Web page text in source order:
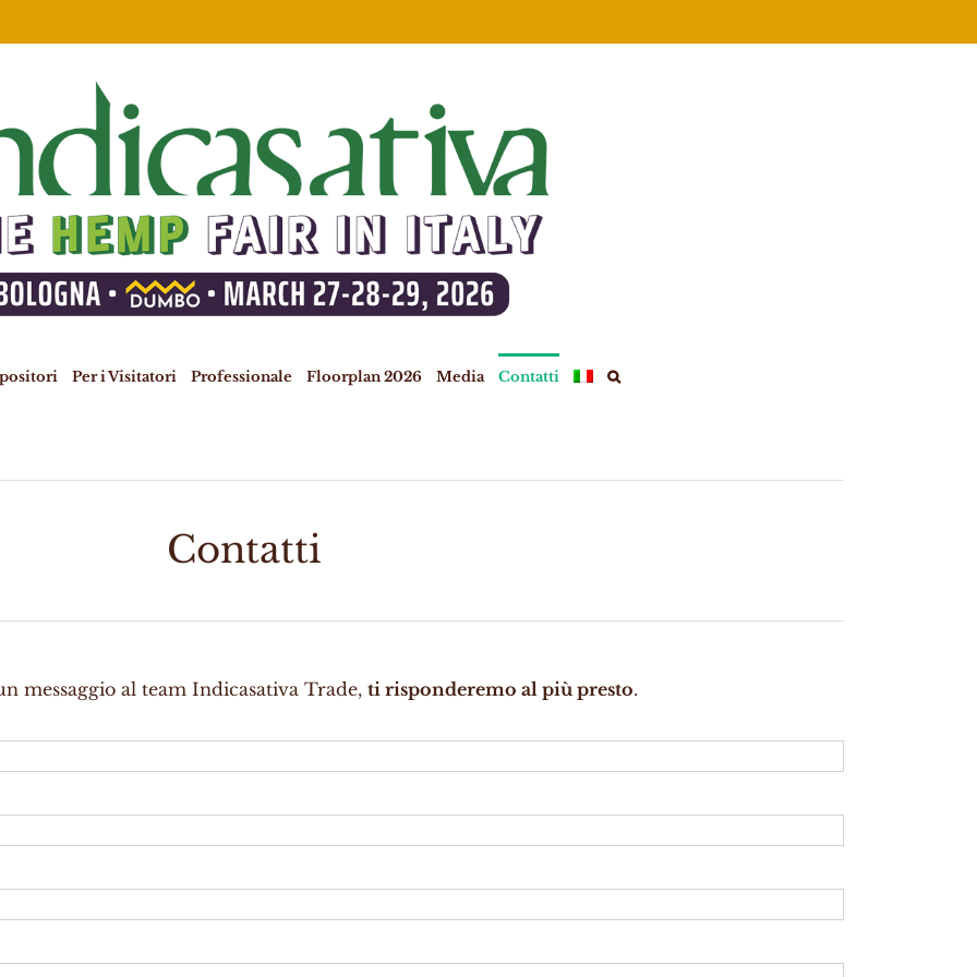
Per i Visitatori Professionale Floorplan 2026 Media Contatti
Contatti
messaggio al team Indicasativa Trade, ti risponderemo al più presto.